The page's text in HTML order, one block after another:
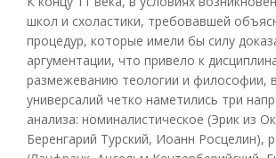
школ и схоластики, требовавшей
процедур, которые имели бы силу
аргументации, что привело к
размежеванию теологии и философии,
универсалий четко наметились три
анализа: номиналистическое (Эрик из
Беренгарий Турский, Иоанн Росцелин),